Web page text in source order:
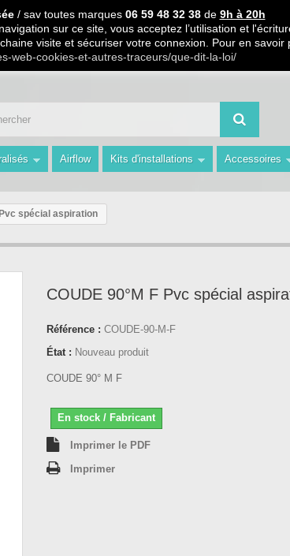
/ sav toutes marques06 59 48 32 38de 9h à 20h
sur ce site, vous acceptez l’utilisation et
visite et sécuriser votre connexion. Pour en
web-cookies-et-autres-traceurs/que-dit-la-loi/
99€ D ACHAT / Paiement en 3 X ou 4 X sans frais
à 20h " Les Prix du Web les Conseils en plus avec AMS
Airflow Kits d'installations Accessoires
spécial aspiration
COUDE 90°M F Pvc spécial
Référence : COUDE-90-M-F
État : Nouveau produit
COUDE 90° M F
En stock / Fabricant
Imprimer le PDF
Imprimer